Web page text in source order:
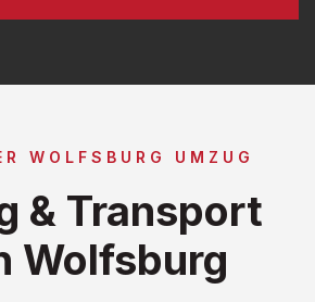
WOLFSBURG UMZUG
& Transport
Wolfsburg